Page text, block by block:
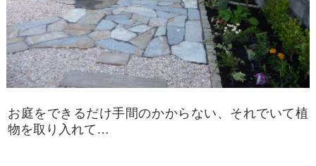
お庭をできるだけ手間のかからない、それでいて植
物を取り入れて…